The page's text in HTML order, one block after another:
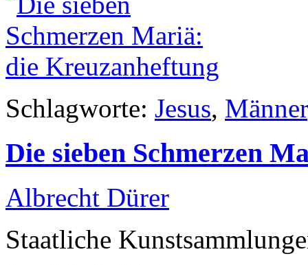
Schlagworte: Jesus, Männer
Die sieben Schmerzen
Albrecht Dürer
Staatliche